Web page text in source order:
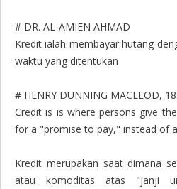
# DR. AL-AMIEN AHMAD
Kredit ialah membayar hutang
waktu yang ditentukan
# HENRY DUNNING MACLEOD,
Credit is is where persons give
for a "promise to pay," instead of
Kredit merupakan saat dimana
atau komoditas atas "janji